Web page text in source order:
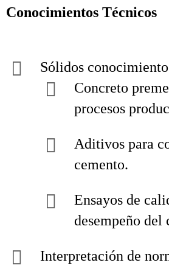
Conocimientos Técnicos
Sólidos
Concreto
procesos
Aditivos para
cemento.
Ensayos de
desempeño del
Interpretación de